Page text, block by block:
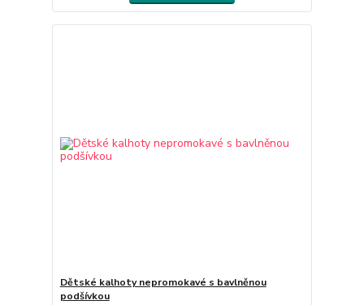
Dětské kalhoty nepromokavé s bavlněnou
podšívkou